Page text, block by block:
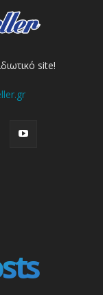
site!